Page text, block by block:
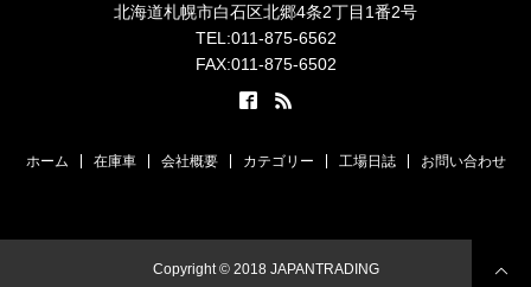
北海道札幌市白石区北郷4条2丁目1番2号
TEL:011-875-6562
FAX:011-875-6502
ホーム 在庫車 会社概要 カテゴリー 工場日誌 お問い合わせ
Copyright © 2018 JAPANTRADING